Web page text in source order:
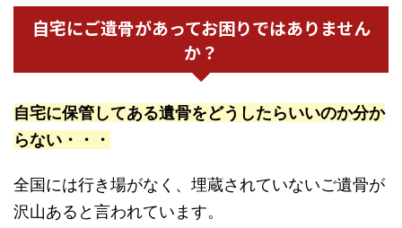
自宅にご遺骨があってお困りではありません
か？
自宅に保管してある遺骨をどうしたらいいのか分か
らない・・・
全国には行き場がなく、埋蔵されていないご遺骨が
沢山あると言われています。